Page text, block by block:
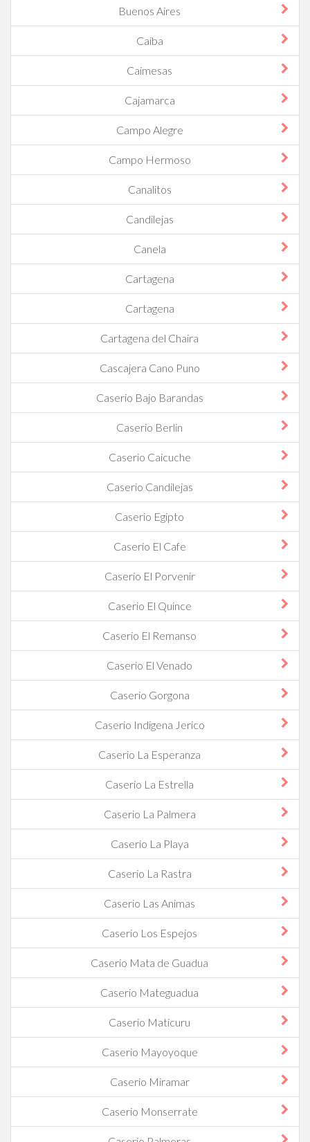
Buenos Aires
Caiba
Caimesas
Cajamarca
Campo Alegre
Campo Hermoso
Canalitos
Candilejas
Canela
Cartagena
Cartagena
Cartagena del Chaira
Cascajera Cano Puno
Caserio Bajo Barandas
Caserio Berlin
Caserio Caicuche
Caserio Candilejas
Caserio Egipto
Caserio El Cafe
Caserio El Porvenir
Caserio El Quince
Caserio El Remanso
Caserio El Venado
Caserio Gorgona
Caserio Indigena Jerico
Caserio La Esperanza
Caserio La Estrella
Caserio La Palmera
Caserio La Playa
Caserio La Rastra
Caserio Las Animas
Caserio Los Espejos
Caserio Mata de Guadua
Caserio Mateguadua
Caserio Maticuru
Caserio Mayoyoque
Caserio Miramar
Caserio Monserrate